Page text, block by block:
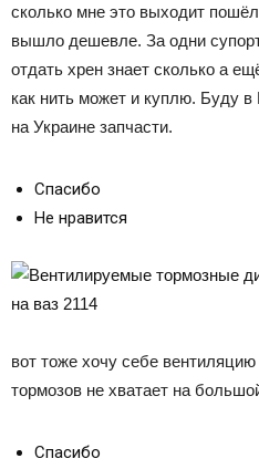
сколько мне это выходит
вышло дешевле. За одни
отдать хрен знает сколько а
как нить может и куплю. Буду
на Украине запчасти.
Спасибо
Не нравится
вот тоже хочу себе
тормозов не хватает на
Спасибо